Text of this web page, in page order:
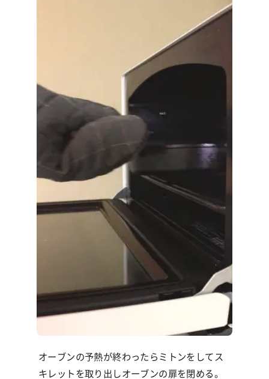
オーブンの予熱が終わったらミトンをしてス
キレットを取り出しオーブンの扉を閉める。